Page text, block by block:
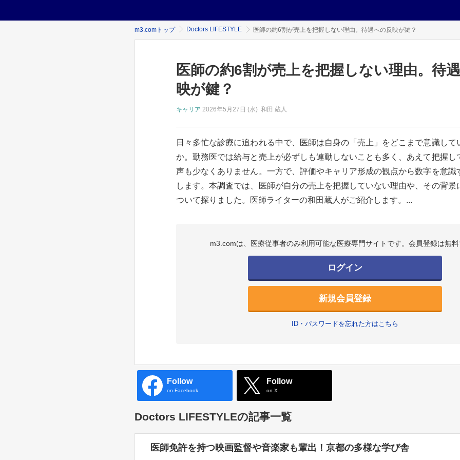
m3.comトップ Doctors LIFESTYLE 医師の約6割が売上を把握しない理由。待遇への反映が鍵？
医師の約6割が売上を把握しない理由。待
映が鍵？
キャリア 2026年5月27日 (水) 和田 蔵人
日々多忙な診療に追われる中で、医師は自身の「売上」をどこまで意識して
か。勤務医では給与と売上が必ずしも連動しないことも多く、あえて把握し
声も少なくありません。一方で、評価やキャリア形成の観点から数字を意識
します。本調査では、医師が自分の売上を把握していない理由や、その背景
ついて探りました。医師ライターの和田蔵人がご紹介します。...
m3.comは、医療従事者のみ利用可能な医療専門サイトです。会員登録は無料
ログイン
新規会員登録
ID・パスワードを忘れた方はこちら
Follow
on Facebook
Follow
on X
Doctors LIFESTYLEの記事一覧
医師免許を持つ映画監督や音楽家も輩出！京都の多様な学び舎